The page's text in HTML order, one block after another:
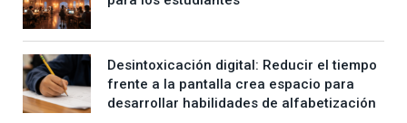
Desintoxicación digital: Reducir el tiempo
frente a la pantalla crea espacio para
desarrollar habilidades de alfabetización